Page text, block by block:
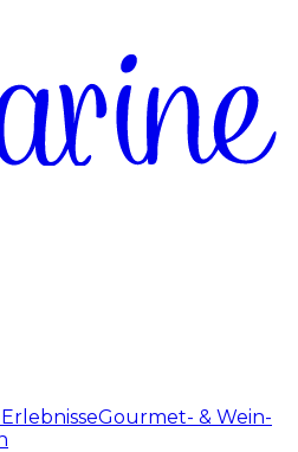
Gourmet- & Wein-